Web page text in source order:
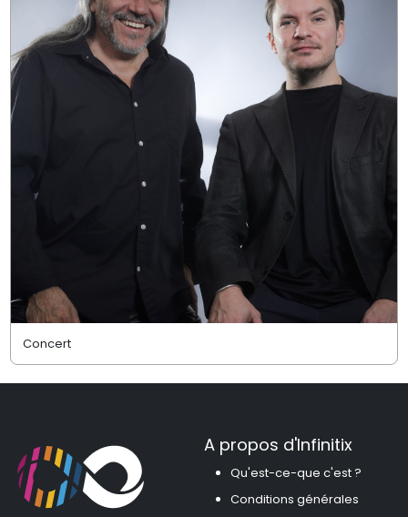
Concert
A propos d'Infinitix
Qu'est-ce-que c'est ?
Conditions générales